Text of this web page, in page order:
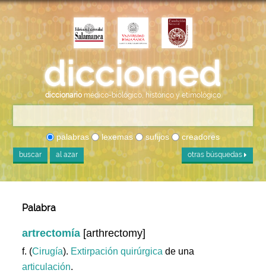
diccionario médico-biológico, histórico y etimológico
palabras lexemas sufijos creadores
buscar al azar otras búsquedas
Palabra
artrectomía [arthrectomy]
f. (Cirugía). Extirpación quirúrgica de una
articulación.